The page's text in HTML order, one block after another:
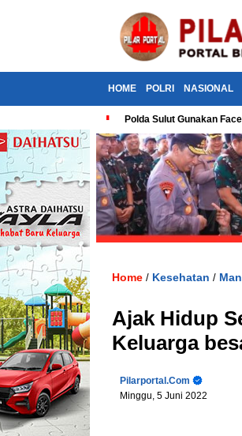
HOME POLRI NASIONAL
Polda Sulut Gunakan
Home / Kesehatan /
Ajak Hidup
Keluarga
Pilarportal.com
Minggu, 5 Juni 2022